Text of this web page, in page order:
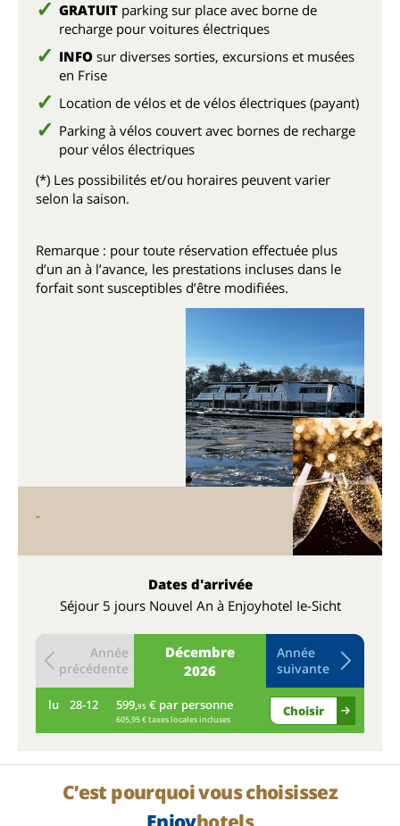
GRATUIT parking sur place avec borne de
recharge pour voitures électriques
INFO sur diverses sorties, excursions et musées
en Frise
Location de vélos et de vélos électriques (payant)
Parking à vélos couvert avec bornes de recharge
pour vélos électriques
(*) Les possibilités et/ou horaires peuvent varier
selon la saison.
Remarque : pour toute réservation effectuée plus
d’un an à l’avance, les prestations incluses dans le
forfait sont susceptibles d’être modifiées.
-
Dates d'arrivée
Séjour 5 jours Nouvel An à Enjoyhotel Ie-Sicht
Décembre
2026
Année
précédente
Année
suivante
lu 28-12 599,95 € par personne
605,95 € taxes locales incluses
Choisir
C’est pourquoi vous choisissez